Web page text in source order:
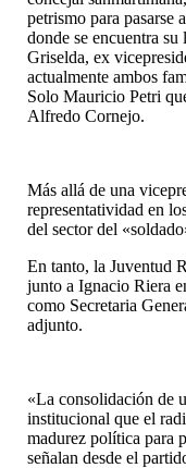
petrismo para pasarse
donde se encuentra
Griselda, ex
actualmente ambos
Solo Mauricio Petri
Alfredo Cornejo.
Más allá de una
representatividad en
del sector del
En tanto, la Juventud
junto a Ignacio Riera
como Secretaria
adjunto.
«La consolidación de
institucional que el
madurez política para
señalan desde el